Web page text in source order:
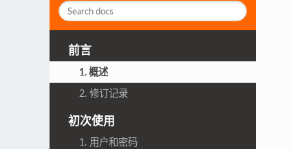
前言
1. 概述
2. 修订记录
初次使用
1. 用户和密码